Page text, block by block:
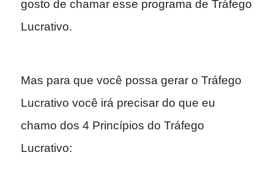
gosto de chamar esse programa de Tráfego
Lucrativo.
Mas para que você possa gerar o Tráfego
Lucrativo você irá precisar do que eu
chamo dos 4 Princípios do Tráfego
Lucrativo: